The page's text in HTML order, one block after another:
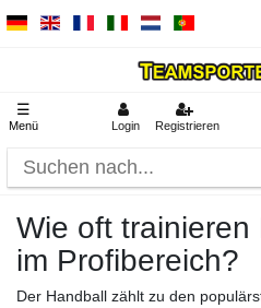
☰
Menü Login Registrieren
Wie oft trainieren
im Profibereich?
Der Handball zählt zu den